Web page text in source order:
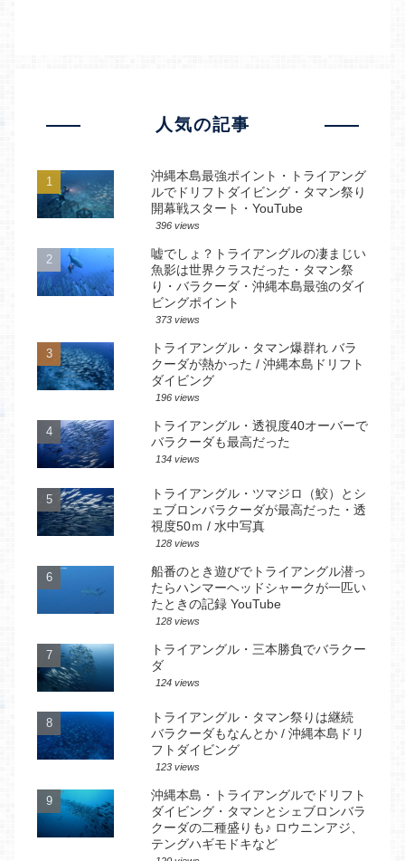
人気の記事
沖縄本島最強ポイント・トライアング
ルでドリフトダイビング・タマン祭り
開幕戦スタート・YouTube
396 views
嘘でしょ？トライアングルの凄まじい
魚影は世界クラスだった・タマン祭
り・バラクーダ・沖縄本島最強のダイ
ビングポイント
373 views
トライアングル・タマン爆群れ バラ
クーダが熱かった / 沖縄本島ドリフト
ダイビング
196 views
トライアングル・透視度40オーバーで
バラクーダも最高だった
134 views
トライアングル・ツマジロ（鮫）とシ
ェブロンバラクーダが最高だった・透
視度50ｍ / 水中写真
128 views
船番のとき遊びでトライアングル潜っ
たらハンマーヘッドシャークが一匹い
たときの記録 YouTube
128 views
トライアングル・三本勝負でバラクー
ダ
124 views
トライアングル・タマン祭りは継続
バラクーダもなんとか / 沖縄本島ドリ
フトダイビング
123 views
沖縄本島・トライアングルでドリフト
ダイビング・タマンとシェブロンバラ
クーダの二種盛りも♪ ロウニンアジ、
テングハギモドキなど